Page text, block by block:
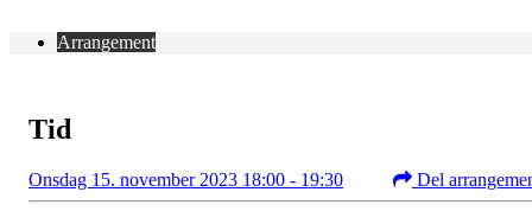
Arrangement
Tid
Onsdag 15. november 2023 18:00 - 19:30 Del